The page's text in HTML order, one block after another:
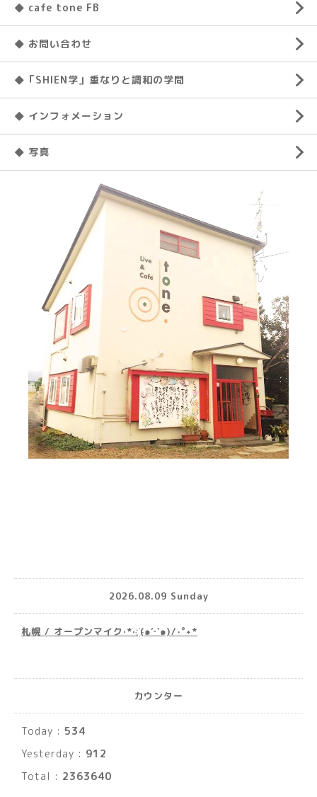
◆ cafe tone FB
◆ お問い合わせ
◆「SHIEN学」重なりと調和の学問
◆ インフォメーション
◆ 写真
2026.08.09 Sunday
札幌 / オープンマイク·*· ҉(๑′ᵕ‵๑)/‧˚︎˖*
カウンター
Today : 534
Yesterday : 912
Total : 2363640